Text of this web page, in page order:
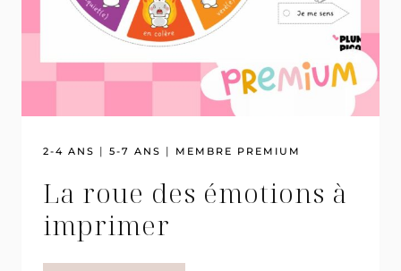
2-4 ANS | 5-7 ANS | MEMBRE PREMIUM
La roue des émotions à
imprimer